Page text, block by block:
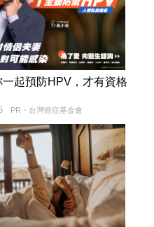
一起預防HPV，才有資格
PR・台灣癌症基金會